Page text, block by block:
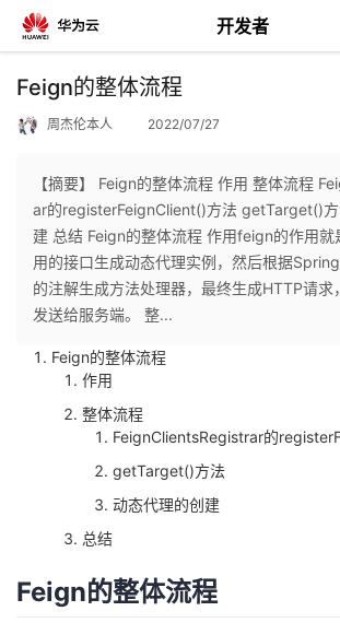
开发者
返
个
人
主
我
的
我
Feign的整体流程
周杰伦本人 2022/07/27
【摘要】 Feign的整体流程 作用 整体流程
ar的registerFeignClient()方法 getTarget()
建 总结 Feign的整体流程 作用feign的作用就
用的接口生成动态代理实例，然后根据
的注解生成方法处理器，最终生成HTTP请
发送给服务端。 整...
Feign的整体流程
作用
整体流程
FeignClientsRegistrar的
getTarget()方法
动态代理的创建
总结
Feign的整体流程